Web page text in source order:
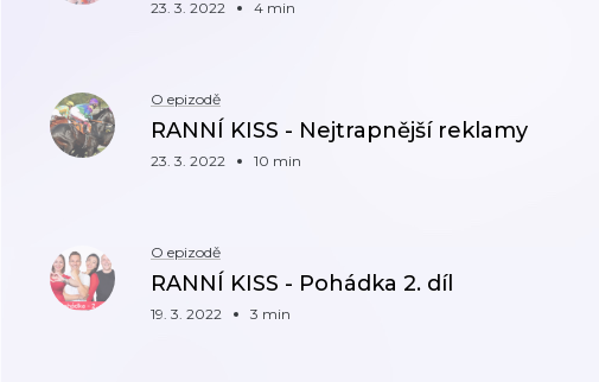
23. 3. 2022 4 min
O epizodě
RANNÍ KISS - Nejtrapnější reklamy
23. 3. 2022 10 min
O epizodě
RANNÍ KISS - Pohádka 2. díl
19. 3. 2022 3 min